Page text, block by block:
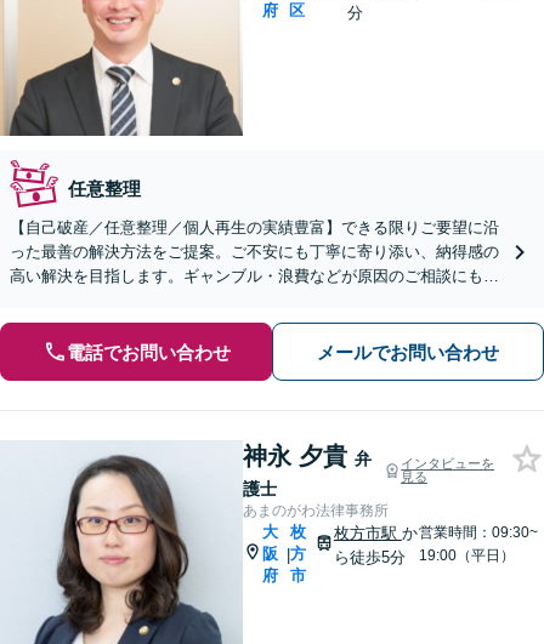
府
区
分
任意整理
【自己破産／任意整理／個人再生の実績豊富】できる限りご要望に沿
った最善の解決方法をご提案。ご不安にも丁寧に寄り添い、納得感の
高い解決を目指します。ギャンブル・浪費などが原因のご相談にも対
電話でお問い合わせ メールでお問い合わせ
神永 夕貴 弁
護士
インタビューを
見る
あまのがわ法律事務所
大
阪
府
|
枚
方
市
枚方市駅 か
ら徒歩5分
営業時間：09:30~
19:00（平日）